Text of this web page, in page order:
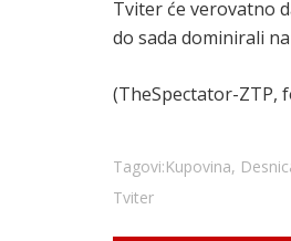
Tviter će verovatno
do sada dominirali
(TheSpectator-ZTP,
Tagovi:Kupovina,
Tviter